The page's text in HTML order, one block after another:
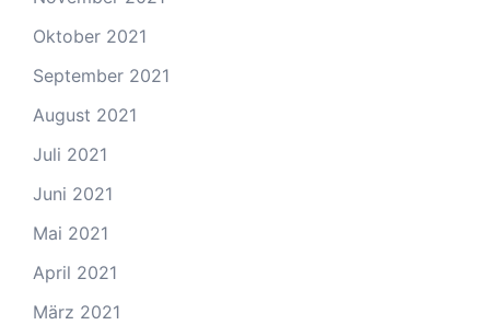
Oktober 2021
September 2021
August 2021
Juli 2021
Juni 2021
Mai 2021
April 2021
März 2021